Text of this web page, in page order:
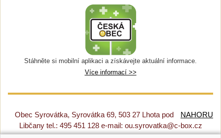
Stáhněte si mobilní aplikaci a získávejte aktuální informace.
Více informací >>
NAHORU
Obec Syrovátka, Syrovátka 69, 503 27 Lhota pod
Libčany tel.: 495 451 128 e-mail: ou.syrovatka@c-box.cz